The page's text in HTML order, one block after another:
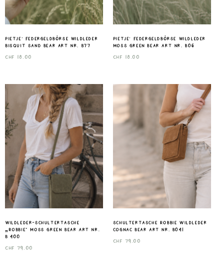
Pietje‘ Federgeldbörse Wildleder
bisquit sand Bear art nr. B77
CHF 18.00
Pietje‘ Federgeldbörse Wildleder
moss green Bear art nr. B06
CHF 18.00
Wildleder-Schultertasche
„Robbie“ Moss Green Bear Art nr.
B 400
CHF 79.00
Schultertasche Robbie wildleder
cognac Bear art nr. B041
CHF 79.00